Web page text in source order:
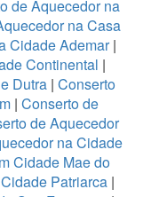
de Aquecedor na
na Casa
Cidade Ademar|
Continental |
Dutra | Conserto
| Conserto de
de Aquecedor
na Cidade
Cidade Mae do
Patriarca|